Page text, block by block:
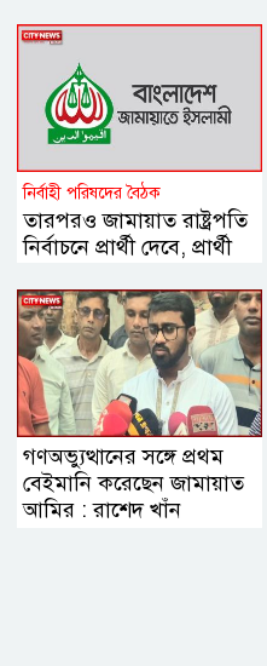
নির্বাহী পরিষদের বৈঠক
তারপরও জামায়াত রাষ্ট্রপতি
নির্বাচনে প্রার্থী দেবে, প্রার্থী
গণঅভ্যুত্থানের সঙ্গে প্রথম
বেইমানি করেছেন জামায়াত
আমির : রাশেদ খাঁন